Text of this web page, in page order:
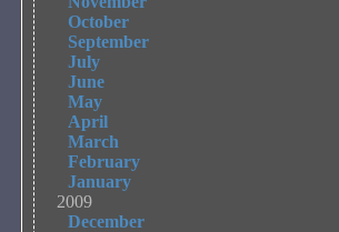
October
September
July
June
May
April
March
February
January
2009
December